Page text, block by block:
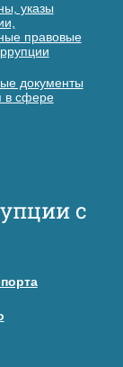
указы
правовые
документы
в сфере
с